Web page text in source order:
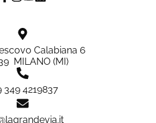
Calabiana 6
MILANO (MI)
349 4219837